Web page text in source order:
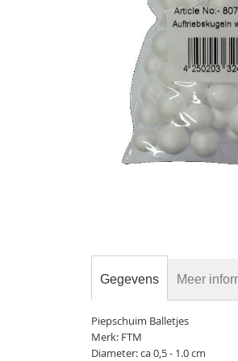
van
afbeeldingen-
gallerij
Gegevens
Piepschuim Balletjes
Merk: FTM
Diameter: ca 0,5 - 1.0 cm
Meer